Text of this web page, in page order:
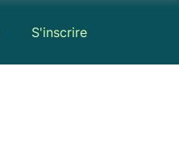
S'inscrire